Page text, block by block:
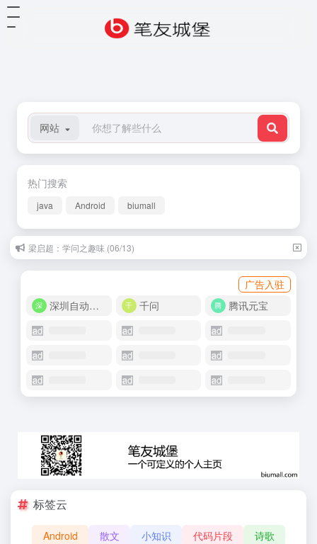
网站
热门搜索
java Android biumall
梁启超：学问之趣味 (06/13)
广告入驻
深圳自动化商城
千问 腾讯元宝
标签云
Android 散文 小知识 代码片段
诗歌